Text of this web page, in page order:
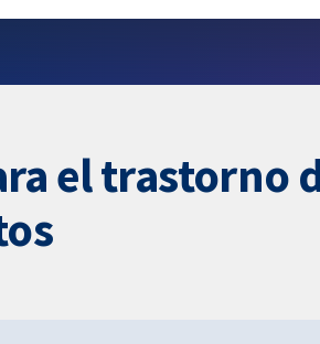
el trastorno